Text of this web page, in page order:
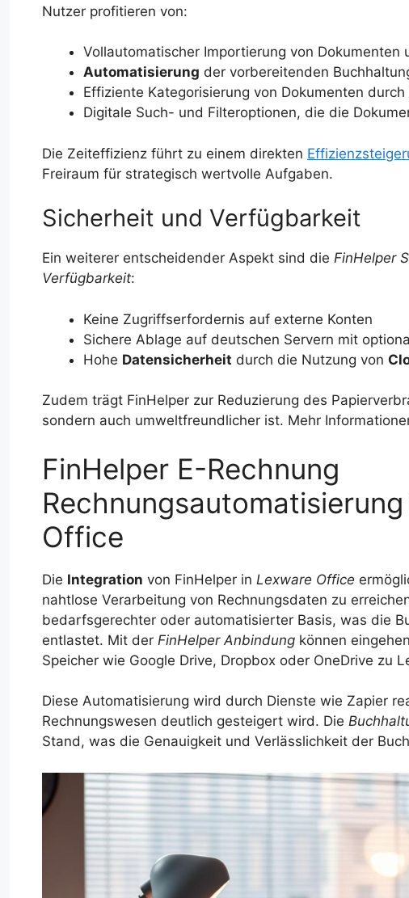
Nutzer profitieren von:
Vollautomatischer Importierung von Dokumenten
Automatisierung der vorbereitenden
Effiziente Kategorisierung von Dokumenten
Digitale Such- und Filteroptionen, die die
Die Zeiteffizienz führt zu einem direkten
Freiraum für strategisch wertvolle Aufgaben.
Sicherheit und Verfügbarkeit
Ein weiterer entscheidender Aspekt sind die FinHelper
Verfügbarkeit:
Keine Zugriffserfordernis auf externe Konten
Sichere Ablage auf deutschen Servern mit
Hohe Datensicherheit durch die Nutzung von
Zudem trägt FinHelper zur Reduzierung des
sondern auch umweltfreundlicher ist. Mehr
FinHelper E-Rechnung
Office
Die Integration von FinHelper in Lexware Office
nahtlose Verarbeitung von Rechnungsdaten zu
bedarfsgerechter oder automatisierter Basis, was die
entlastet. Mit der FinHelper Anbindung können
Speicher wie Google Drive, Dropbox oder OneDrive zu
Diese Automatisierung wird durch Dienste wie Zapier
Rechnungswesen deutlich gesteigert wird. Die
Stand, was die Genauigkeit und Verlässlichkeit der